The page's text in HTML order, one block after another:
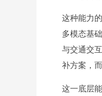
这种能力
多模态基
与交通交
补方案，
这一底层